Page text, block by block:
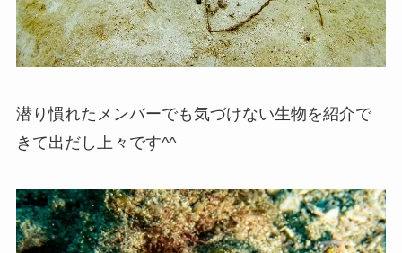
潜り慣れたメンバーでも気づけない生物を紹介で
きて出だし上々です^^